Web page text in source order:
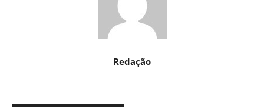
Redação